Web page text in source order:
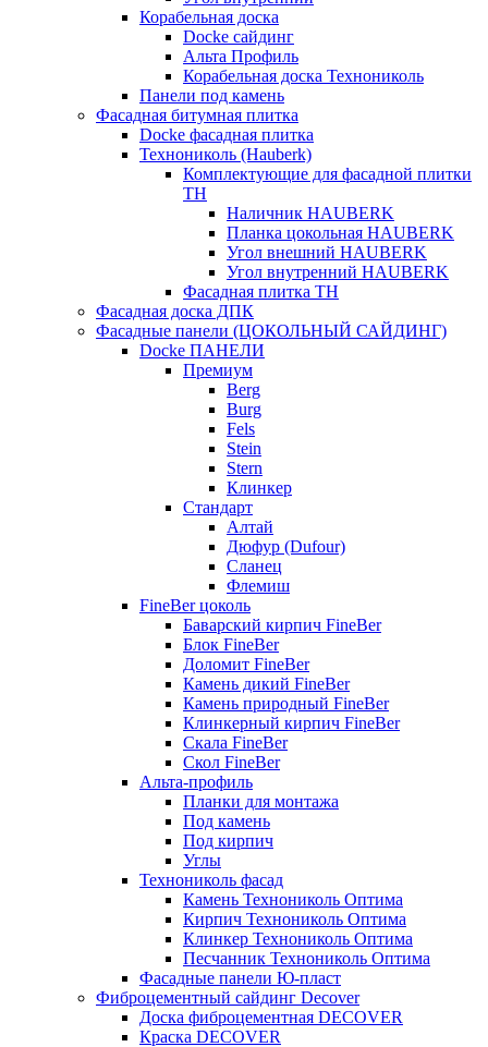
Корабельная доска
Docke сайдинг
Альта Профиль
Корабельная доска Технониколь
Панели под камень
Фасадная битумная плитка
Docke фасадная плитка
Технониколь (Hauberk)
Комплектующие для фасадной плитки
ТН
Наличник HAUBERK
Планка цокольная HAUBERK
Угол внешний HAUBERK
Угол внутренний HAUBERK
Фасадная плитка ТН
Фасадная доска ДПК
Фасадные панели (ЦОКОЛЬНЫЙ САЙДИНГ)
Docke ПАНЕЛИ
Премиум
Berg
Burg
Fels
Stein
Stern
Клинкер
Стандарт
Алтай
Дюфур (Dufour)
Сланец
Флемиш
FineBer цоколь
Баварский кирпич FineBer
Блок FineBer
Доломит FineBer
Камень дикий FineBer
Камень природный FineBer
Клинкерный кирпич FineBer
Скала FineBer
Скол FineBer
Альта-профиль
Планки для монтажа
Под камень
Под кирпич
Углы
Технониколь фасад
Камень Технониколь Оптима
Кирпич Технониколь Оптима
Клинкер Технониколь Оптима
Песчанник Технониколь Оптима
Фасадные панели Ю-пласт
Фиброцементный сайдинг Decover
Доска фиброцементная DECOVER
Краска DECOVER